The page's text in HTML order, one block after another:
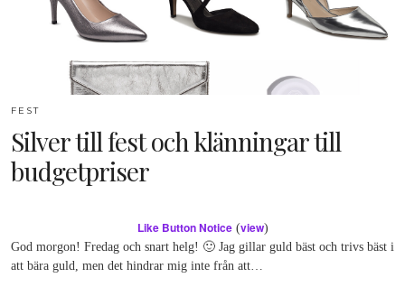
FEST
Silver till fest och klänningar till
budgetpriser
Like Button Notice(view)
God morgon! Fredag och snart helg! 🙂 Jag gillar guld bäst och trivs bäst i
att bära guld, men det hindrar mig inte från att…